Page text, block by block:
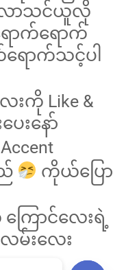
လာသင်ယူလို
ာက်ရောက်
ောက်သင့်ပါ
းကို Like &
ေးနော်
ကိုယ်ပြော
ြောင်လေးရဲ့
မ်းလေး